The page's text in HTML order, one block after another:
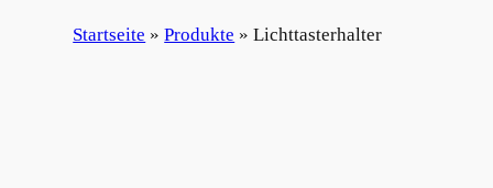
Startseite »Produkte »Lichttasterhalter